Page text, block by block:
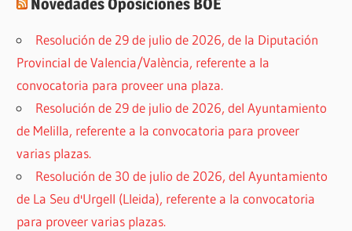
Novedades Oposiciones BOE
Resolución de 29 de julio de 2026, de la Diputación
Provincial de Valencia/València, referente a la
convocatoria para proveer una plaza.
Resolución de 29 de julio de 2026, del Ayuntamiento
de Melilla, referente a la convocatoria para proveer
varias plazas.
Resolución de 30 de julio de 2026, del Ayuntamiento
de La Seu d'Urgell (Lleida), referente a la convocatoria
para proveer varias plazas.